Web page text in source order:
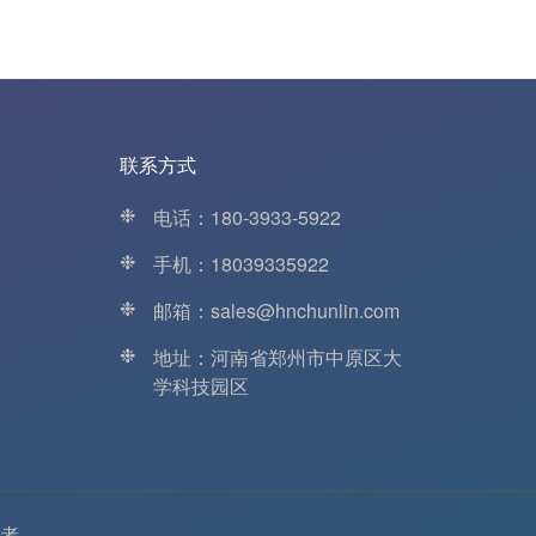
联系方式
❉
电话：180-3933-5922
❉
手机：18039335922
❉
邮箱：sales@hnchunlin.com
❉
地址：河南省郑州市中原区大
学科技园区